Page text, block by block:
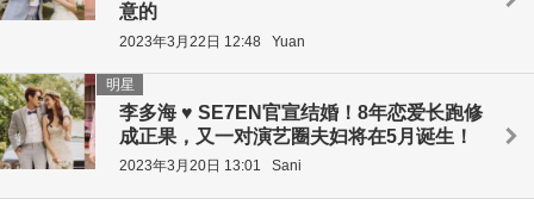
意的
2023年3月22日 12:48 Yuan
李多海 ♥ SE7EN官宣结婚！8年恋爱长跑修
成正果，又一对演艺圈夫妇将在5月诞生！
明星
2023年3月20日 13:01 Sani